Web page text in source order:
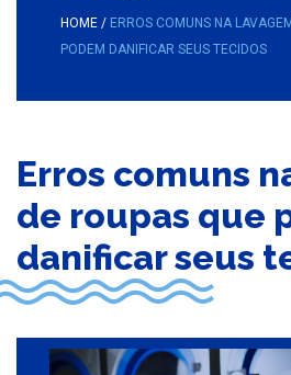
HOME / ERROS COMUNS NA
PODEM DANIFICAR SEUS TECIDOS
Erros comuns
de roupas que
danificar seus